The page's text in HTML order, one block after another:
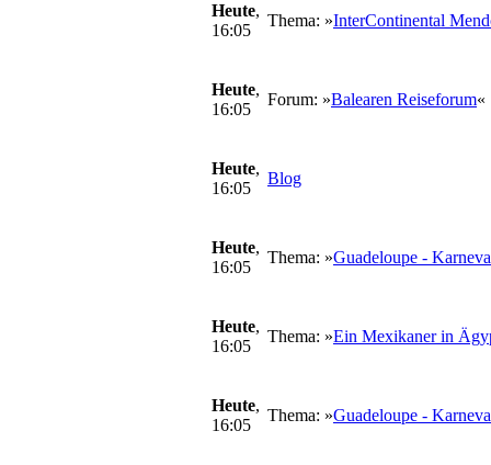
Heute,
16:05
Thema: »InterContinental
Heute,
16:05
Forum: »Balearen Reiseforum«
Heute,
16:05
Blog
Heute,
16:05
Thema: »Guadeloupe -
Heute,
16:05
Thema: »Ein Mexikaner in
Heute,
16:05
Thema: »Guadeloupe -